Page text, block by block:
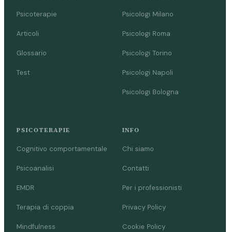
Psicoterapie
Articoli
Glossario
Test
Psicologi Milano
Psicologi Roma
Psicologi Torino
Psicologi Napoli
Psicologi Bologna
PSICOTERAPIE
Cognitivo comportamentale
Psicoanalisi
EMDR
Terapia di coppia
Mindfulness
INFO
Chi siamo
Contatti
Per i professionisti
Privacy Policy
Cookie Policy